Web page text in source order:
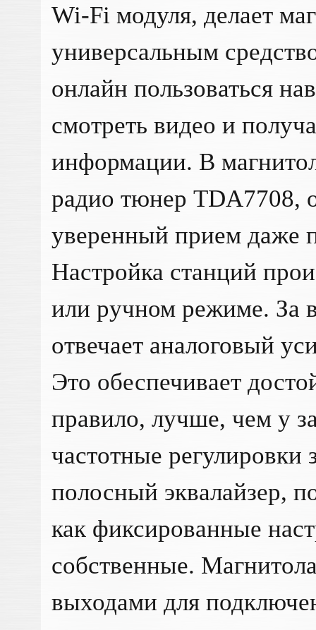
Wi-Fi модуля, делает
универсальным
онлайн пользоваться
смотреть видео и
информации. В
радио тюнер TDA7708,
уверенный прием даже
Настройка станций
или ручном режиме. За
отвечает аналоговый
Это обеспечивает
правило, лучше, чем у
частотные регулировки
полосный эквалайзер,
как фиксированные
собственные.
выходами для